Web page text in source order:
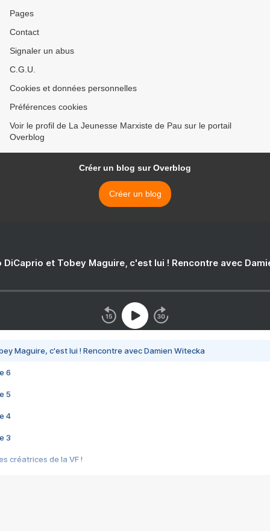
Pages
Contact
Signaler un abus
C.G.U.
Cookies et données personnelles
Préférences cookies
Voir le profil de La Jeunesse Marxiste de Pau sur le portail
Overblog
Créer un blog sur Overblog
Créer un blog
DiCaprio et Tobey Maguire, c'est lui ! Rencontre avec
Maguire, c'est lui ! Rencontre avec Damien Witecka
6
5
4
3
créatrices de la VF !